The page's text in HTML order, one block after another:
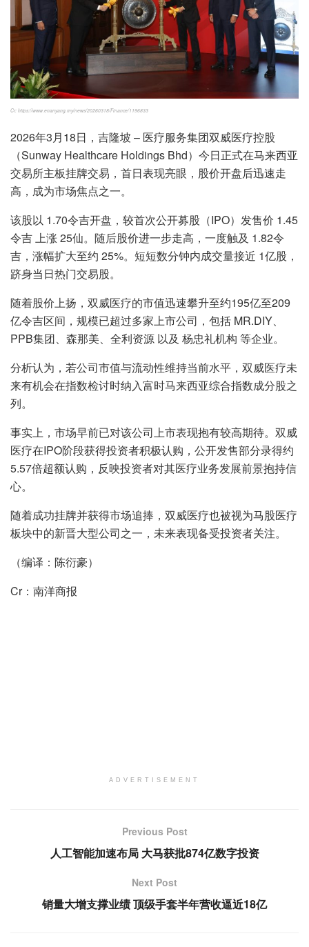
Cr: https://www.enanyang.my/news/20260318/Finance/1196833
2026年3月18日，吉隆坡 – 医疗服务集团双威医疗控股
（Sunway Healthcare Holdings Bhd）今日正式在马来西亚
交易所主板挂牌交易，首日表现亮眼，股价开盘后迅速走
高，成为市场焦点之一。
该股以 1.70令吉开盘，较首次公开募股（IPO）发售价 1.45
令吉 上涨 25仙。随后股价进一步走高，一度触及 1.82令
吉，涨幅扩大至约 25%。短短数分钟内成交量接近 1亿股，
跻身当日热门交易股。
随着股价上扬，双威医疗的市值迅速攀升至约195亿至209
亿令吉区间，规模已超过多家上市公司，包括 MR.DIY、
PPB集团、森那美、全利资源 以及 杨忠礼机构 等企业。
分析认为，若公司市值与流动性维持当前水平，双威医疗未
来有机会在指数检讨时纳入富时马来西亚综合指数成分股之
列。
事实上，市场早前已对该公司上市表现抱有较高期待。双威
医疗在IPO阶段获得投资者积极认购，公开发售部分录得约
5.57倍超额认购，反映投资者对其医疗业务发展前景抱持信
心。
随着成功挂牌并获得市场追捧，双威医疗也被视为马股医疗
板块中的新晋大型公司之一，未来表现备受投资者关注。
（编译：陈衍豪）
Cr：南洋商报
ADVERTISEMENT
Previous Post
人工智能加速布局 大马获批874亿数字投资
Next Post
销量大增支撑业绩 顶级手套半年营收逼近18亿